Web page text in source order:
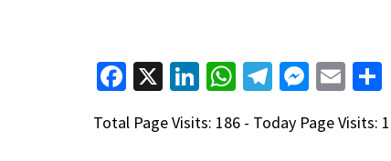
Facebook
X LinkedIn
WhatsApp
Telegram
Total Page Visits: 186 - Today Page Visits: 1